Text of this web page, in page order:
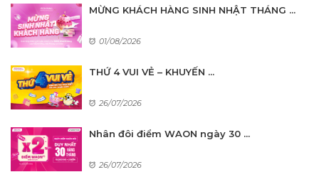
MỪNG KHÁCH HÀNG SINH NHẬT THÁNG ...
01/08/2026
THỨ 4 VUI VẺ – KHUYẾN ...
26/07/2026
Nhân đôi điểm WAON ngày 30 ...
26/07/2026